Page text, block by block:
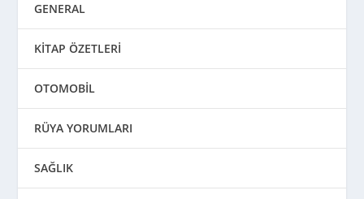
GENERAL
KİTAP ÖZETLERİ
OTOMOBİL
RÜYA YORUMLARI
SAĞLIK